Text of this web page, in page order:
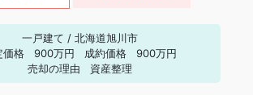
一戸建て / 北海道旭川市
価格
900万円 成約価格
900万円
売却の理由
資産整理